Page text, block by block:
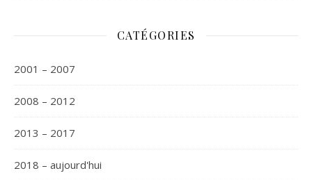
CATÉGORIES
2001 – 2007
2008 – 2012
2013 – 2017
2018 – aujourd'hui